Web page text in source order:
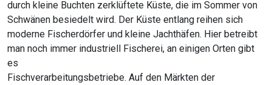
durch kleine Buchten zerklüftete Küste, die im Sommer von
Schwänen besiedelt wird. Der Küste entlang reihen sich
moderne Fischerdörfer und kleine Jachthäfen. Hier betreibt
man noch immer industriell Fischerei, an einigen Orten gibt
es
Fischverarbeitungsbetriebe. Auf den Märkten der